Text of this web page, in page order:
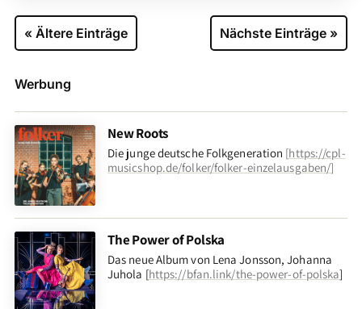
« Ältere Einträge Nächste Einträge »
Werbung
New Roots
Die junge deutsche Folkgeneration [https://cpl-
musicshop.de/folker/folker-einzelausgaben/]
The Power of Polska
Das neue Album von Lena Jonsson, Johanna
Juhola [https://bfan.link/the-power-of-polska]